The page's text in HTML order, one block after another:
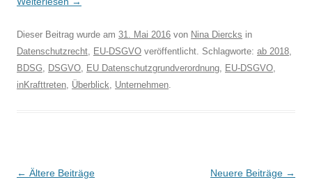
Dieser Beitrag wurde am 31. Mai 2016 von Nina Diercks in
Datenschutzrecht, EU-DSGVO veröffentlicht. Schlagworte: ab 2018,
BDSG, DSGVO, EU Datenschutzgrundverordnung, EU-DSGVO,
inKrafttreten, Überblick, Unternehmen.
Beitrags-
← Ältere Beiträge Neuere Beiträge →